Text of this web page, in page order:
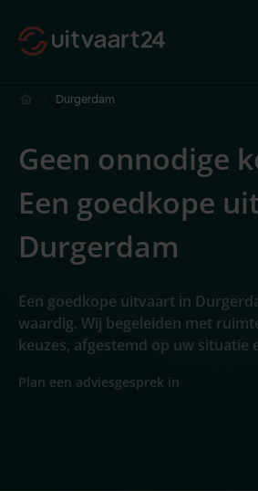
Durgerdam
Geen onnodige
Een goedkope
Durgerdam
Een goedkope uitvaart in
waardig. Wij begeleiden met
keuzes, afgestemd op uw situatie
Plan een adviesgesprek in